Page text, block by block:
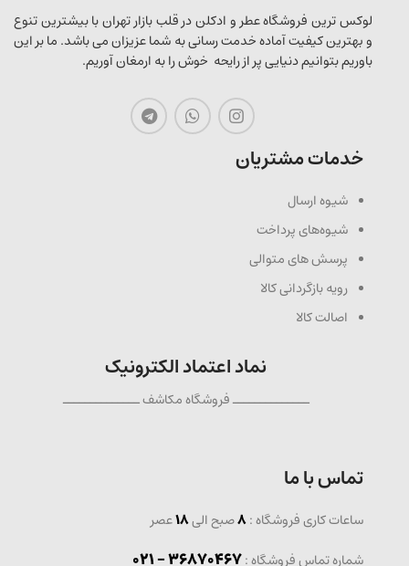
لوکس ترین فروشگاه عطر و ادکلن در قلب بازار تهران با بیشترین تنوع
و بهترین کیفیت آماده خدمت رسانی به شما عزیزان می باشد. ما بر این
باوریم بتوانیم دنیایی پر از رایحه خوش را به ارمغان آوریم.
خدمات مشتریان
شیوه ارسال
شیوه‌های پرداخت
پرسش های متوالی
رویه بازگردانی کالا
اصالت کالا
نماد اعتماد الکترونیک
ــــــــــــــ فروشگاه مکاشف ــــــــــــــ
تماس با ما
ساعات کاری فروشگاه :8صبح الی18عصر
شماره تماس فروشگاه :36870467 - 021